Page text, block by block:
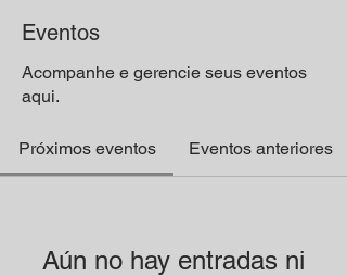
Eventos
Acompanhe e gerencie seus eventos
aqui.
Próximos eventos Eventos anteriores
Aún no hay entradas ni